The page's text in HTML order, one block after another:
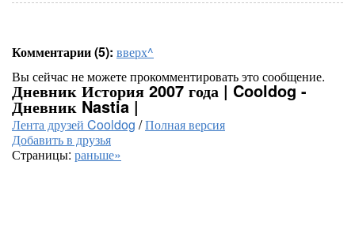
Комментарии (5): вверх^
Вы сейчас не можете прокомментировать это сообщение.
Дневник История 2007 года | Cooldog -
Дневник Nastia |
Лента друзей Cooldog /Полная версия
Добавить в друзья
Страницы: раньше»